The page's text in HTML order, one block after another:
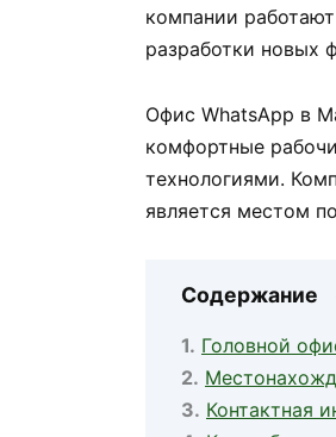
компании
разработки новых
Офис WhatsApp в
комфортные
технологиями.
является местом
Содержание
Головной
Контактная